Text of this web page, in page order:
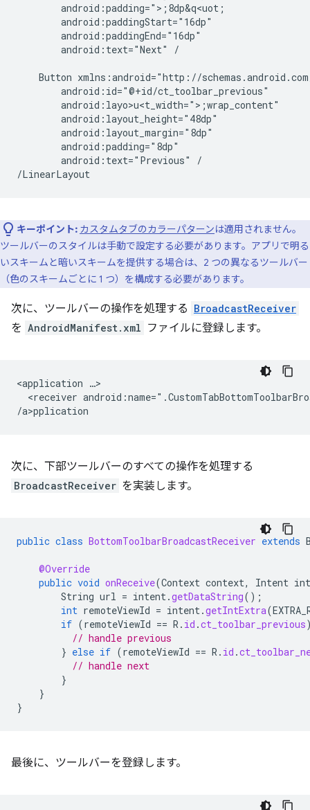
android:text="Next"
/
Button
android:layo>u<t_width=">;
android:text="Previous"
/
キーポイント: カスタムタブのカラーパターンは適用されません。
ツールバーのスタイルは手動で設定する必要があります。アプリで明る
いスキームと暗いスキームを提供する場合は、2 つの異なるツールバー
（色のスキームごとに 1 つ）を構成する必要があります。
次に、ツールバーの操作を処理する BroadcastReceiver
を AndroidManifest.xml ファイルに登録します。
<application
<receiver
/a>p
次に、下部ツールバーのすべての操作を処理する
BroadcastReceiver を実装します。
public class BottomToolbarBroadcastReceiver extends
@Override
public void onReceive(Context context, Intent
String url = intent .getDataString();
int remoteViewId = intent .getIntExtra(
if (remoteViewId == R . id .ct_toolbar_previous
// handle previous
} else if (remoteViewId == R . id .
// handle next
}
}
}
最後に、ツールバーを登録します。